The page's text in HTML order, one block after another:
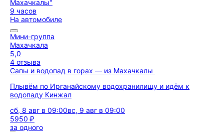
9 часов
На автомобиле
Мини-группа
Махачкала
5,0
4 отзыва
Сапы и водопад в горах — из Махачкалы
Плывём по Ирганайскому водохранилищу и идём к
водопаду Кинжал
сб, 8 авг в 09:00вс, 9 авг в 09:00
5950 ₽
за одного